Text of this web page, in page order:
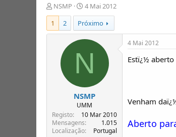
I
n
i
c
ó
p
i
NSMP
D
a
t
a
d
i
n
c
i
o
4 Mai 2012
1
2 Próximo
N
NSMP
UMM
Registo
10 Mar 2010
Mensagens
1.015
Localização
Portugal
4 Mai 2012
Estï¿½
Venham
Aberto